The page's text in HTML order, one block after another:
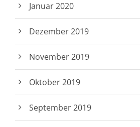
Januar 2020
Dezember 2019
November 2019
Oktober 2019
September 2019